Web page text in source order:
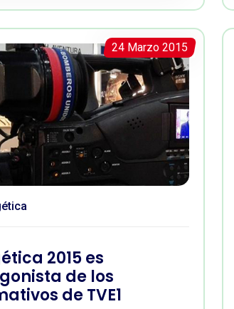
24 Marzo 2015
2015 es
de los
de TVE1